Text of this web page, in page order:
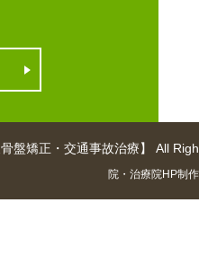
矯正・交通事故治療】 All
院・治療院HP制作